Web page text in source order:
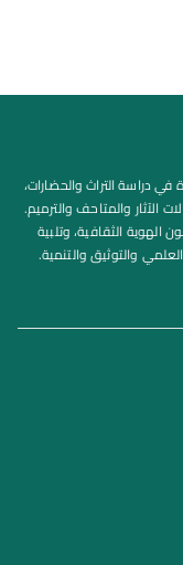
دراسة التراث والحضارات،
والمتاحف والترميم.
الثقافية، وتلبية
والتوثيق والتنمية.